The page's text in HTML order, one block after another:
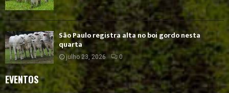
São Paulo registra alta no boi gordo nesta
quarta
julho 23, 2026 0
EVENTOS